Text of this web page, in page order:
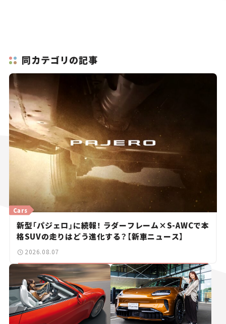
同カテゴリの記事
新型「パジェロ」に続報！ ラダーフレーム×S-AWCで本
格SUVの走りはどう進化する？【新車ニュース】
Cars
2026.08.07